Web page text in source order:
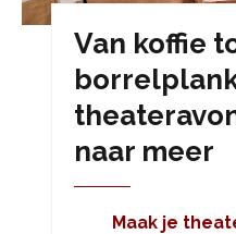
Van koffie
naar meer
Maak je